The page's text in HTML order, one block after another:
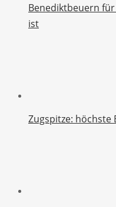
Benediktbeuern
ist
Zugspitze: höchste